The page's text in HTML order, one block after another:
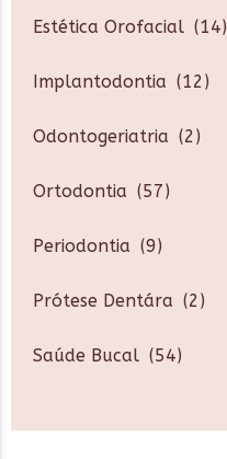
Estética Orofacial (14)
Implantodontia (12)
Odontogeriatria (2)
Ortodontia (57)
Periodontia (9)
Prótese Dentára (2)
Saúde Bucal (54)